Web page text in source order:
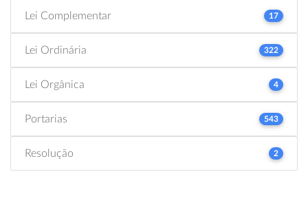
Lei Complementar 17
Lei Ordinária 322
Lei Orgânica 4
Portarias 543
Resolução 2